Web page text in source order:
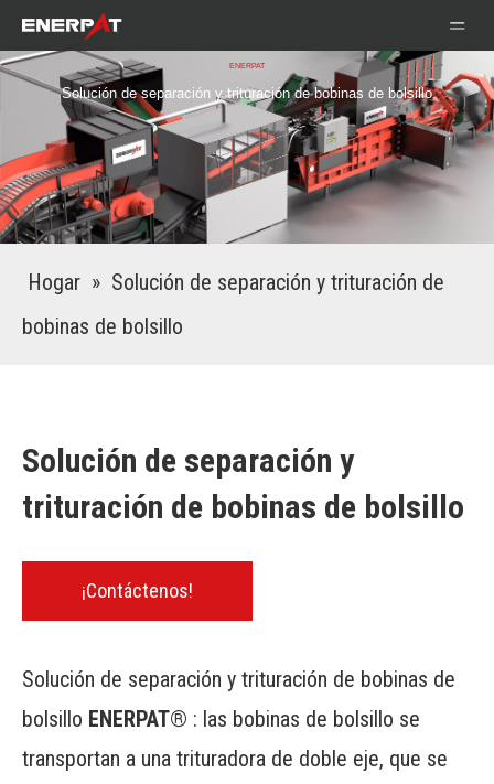
ENERPAT
Solución de separación y trituración de bobinas de bolsillo
Hogar » Solución de separación y trituración de
bobinas de bolsillo
Solución de separación y
trituración de bobinas de bolsillo
¡Contáctenos!
Solución de separación y trituración de bobinas de
bolsillo ENERPAT® : las bobinas de bolsillo se
transportan a una trituradora de doble eje, que se